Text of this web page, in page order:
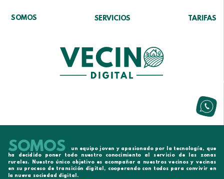
SERVICIOS TARIFAS
SOMOS
SOMOS
un equipo joven y apasionado por la tecnología, que
ha decidido poner todo nuestro conocimiento al servicio de las zonas
rurales. Nuestro único objetivo es acompañar a nuestros vecinos y vecinas
en su proceso de transición digital, cooperando con todos para convivir en
la nueva sociedad digital.